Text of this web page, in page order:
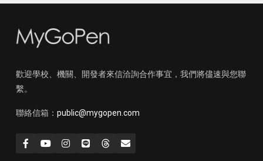
歡迎學校、機關、開發者來信洽詢合作事宜，我們將儘速與您聯
繫。
聯絡信箱： public@mygopen.com